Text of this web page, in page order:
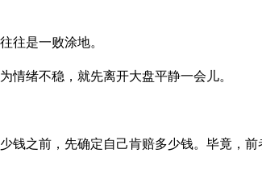
往是一败涂地。
情绪不稳，就先离开大盘平静一会儿。
之前，先确定自己肯赔多少钱。毕竟，前